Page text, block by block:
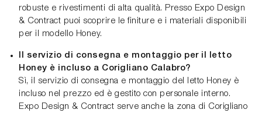
robuste e rivestimenti di alta qualità. Presso Expo Design
& Contract puoi scoprire le finiture e i materiali disponibili
per il modello Honey.
Il servizio di consegna e montaggio per il letto
Honey è incluso a Corigliano Calabro?
Sì, il servizio di consegna e montaggio del letto Honey è
incluso nel prezzo ed è gestito con personale interno.
Expo Design & Contract serve anche la zona di Corigliano